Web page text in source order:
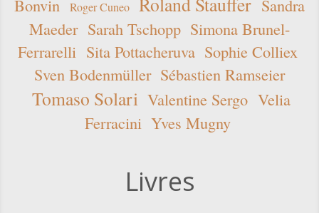
Bonvin
Roger Cuneo
Sandra
Maeder Sarah Tschopp Simona Brunel-
Ferrarelli Sita Pottacheruva Sophie Colliex
Sven Bodenmüller Sébastien Ramseier
Tomaso Solari Valentine Sergo Velia
Ferracini Yves Mugny
Livres